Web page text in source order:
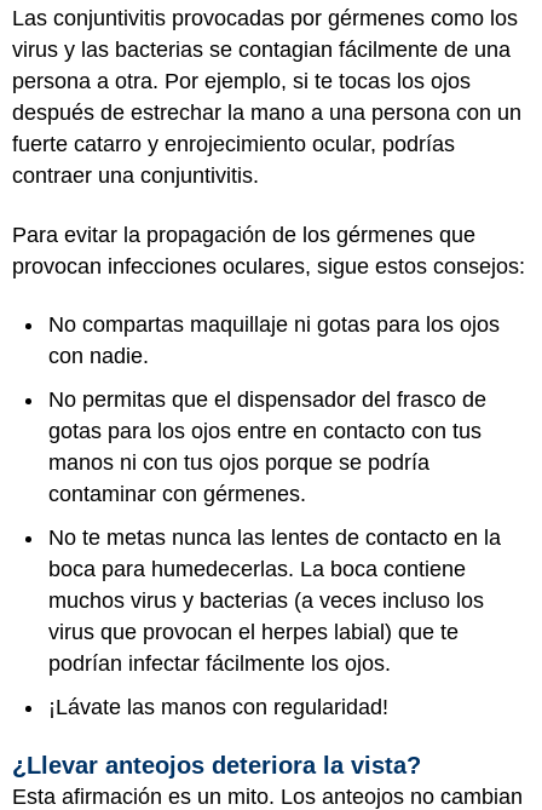
Las conjuntivitis provocadas por gérmenes como los
virus y las bacterias se contagian fácilmente de una
persona a otra. Por ejemplo, si te tocas los ojos
después de estrechar la mano a una persona con un
fuerte catarro y enrojecimiento ocular, podrías
contraer una conjuntivitis.
Para evitar la propagación de los gérmenes que
provocan infecciones oculares, sigue estos consejos:
No compartas maquillaje ni gotas para los ojos
con nadie.
No permitas que el dispensador del frasco de
gotas para los ojos entre en contacto con tus
manos ni con tus ojos porque se podría
contaminar con gérmenes.
No te metas nunca las lentes de contacto en la
boca para humedecerlas. La boca contiene
muchos virus y bacterias (a veces incluso los
virus que provocan el herpes labial) que te
podrían infectar fácilmente los ojos.
¡Lávate las manos con regularidad!
¿Llevar anteojos deteriora la vista?
Esta afirmación es un mito. Los anteojos no cambian